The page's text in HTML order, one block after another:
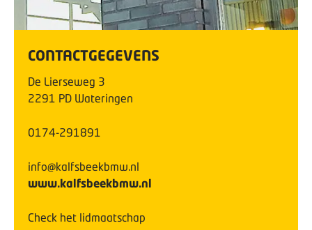
CONTACTGEGEVENS
De Lierseweg 3
2291 PD Wateringen
0174-291891
info@kalfsbeekbmw.nl
www.kalfsbeekbmw.nl
Check het lidmaatschap